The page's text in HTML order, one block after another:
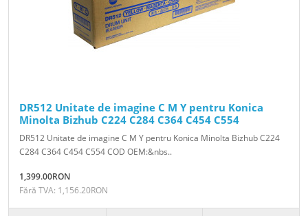
DR512 Unitate de imagine C M Y pentru Konica
Minolta Bizhub C224 C284 C364 C454 C554
DR512 Unitate de imagine C M Y pentru Konica Minolta Bizhub C224
C284 C364 C454 C554 COD OEM:&nbs..
1,399.00RON
Fără TVA: 1,156.20RON